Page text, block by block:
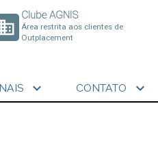
Clube AGNIS
Área restrita aos clientes de
Outplacement
expand_more CONTATO expand_more